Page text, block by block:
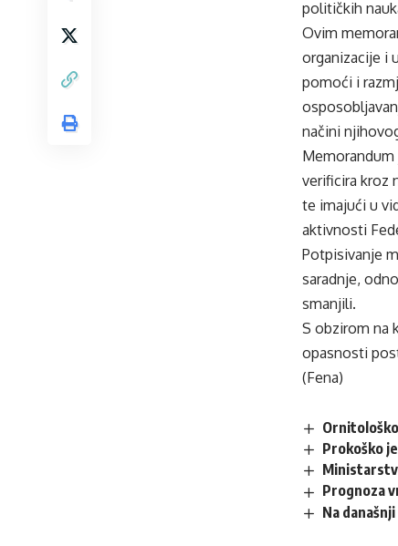
političkih
Ovim
organizacije i
pomoći i
načini
verificira kroz
te imajući u
aktivnosti
Potpisivanje
saradnje,
smanjili.
S obzirom na
opasnosti
(Fena)
Prokoško
Prognoza
Na